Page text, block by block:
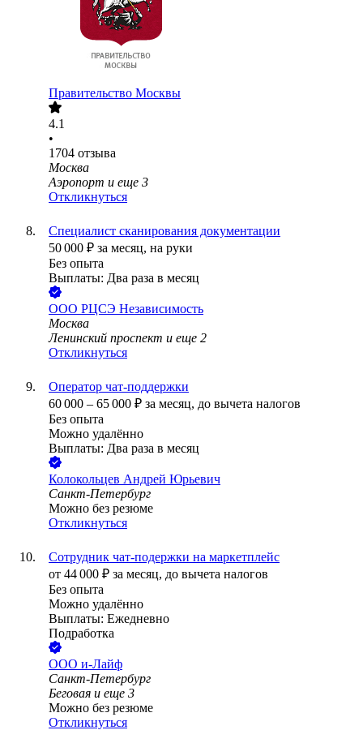
Правительство Москвы
4.1
•
1704 отзыва
Москва
Аэропорт и еще 3
Откликнуться
Специалист сканирования документации
50 000 ₽ за месяц, на руки
Без опыта
Выплаты: Два раза в месяц
ООО РЦСЭ Независимость
Москва
Ленинский проспект и еще 2
Откликнуться
Оператор чат-поддержки
60 000 – 65 000 ₽ за месяц, до вычета налогов
Без опыта
Можно удалённо
Выплаты: Два раза в месяц
Колокольцев Андрей Юрьевич
Санкт-Петербург
Можно без резюме
Откликнуться
Сотрудник чат-подержки на маркетплейс
от 44 000 ₽ за месяц, до вычета налогов
Без опыта
Можно удалённо
Выплаты: Ежедневно
Подработка
ООО и-Лайф
Санкт-Петербург
Беговая и еще 3
Можно без резюме
Откликнуться